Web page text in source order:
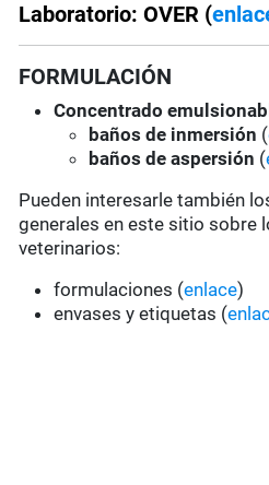
Laboratorio: OVER (
FORMULACIÓN
Concentrado
baños de inmersión (
baños de aspersión (
Pueden interesarle también
generales en este sitio sobre
veterinarios:
formulaciones (enlace)
envases y etiquetas (